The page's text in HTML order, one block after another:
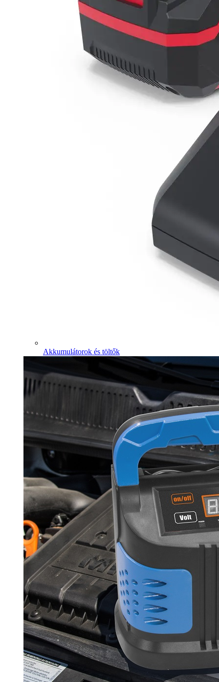
Akkumulátorok és töltők